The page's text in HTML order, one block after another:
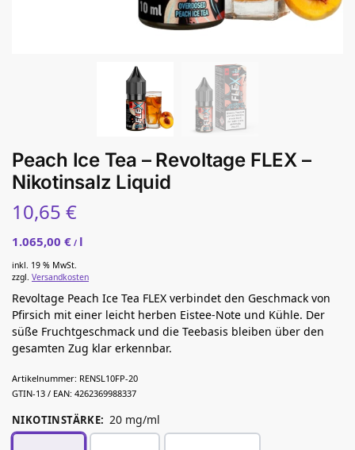
Peach Ice Tea – Revoltage FLEX –
Nikotinsalz Liquid
10,65 €
1.065,00 € / l
inkl. 19 % MwSt.
zzgl. Versandkosten
Revoltage Peach Ice Tea FLEX verbindet den Geschmack von
Pfirsich mit einer leicht herben Eistee-Note und Kühle. Der
süße Fruchtgeschmack und die Teebasis bleiben über den
gesamten Zug klar erkennbar.
Artikelnummer: RENSL10FP-20
GTIN-13 / EAN: 4262369988337
NIKOTINSTÄRKE: 20 mg/ml